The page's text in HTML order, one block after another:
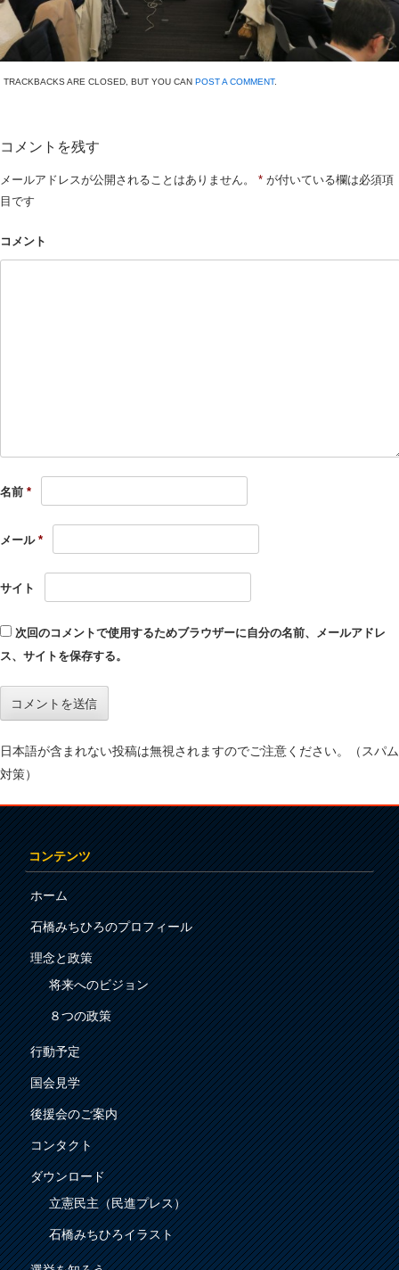
TRACKBACKS ARE CLOSED, BUT YOU CAN POST A COMMENT.
コメントを残す
メールアドレスが公開されることはありません。 * が付いている欄は必須項
目です
コメント
名前 *
メール *
サイト
次回のコメントで使用するためブラウザーに自分の名前、メールアドレ
ス、サイトを保存する。
日本語が含まれない投稿は無視されますのでご注意ください。（スパム
対策）
コンテンツ
ホーム
石橋みちひろのプロフィール
理念と政策
将来へのビジョン
８つの政策
行動予定
国会見学
後援会のご案内
コンタクト
ダウンロード
立憲民主（民進プレス）
石橋みちひろイラスト